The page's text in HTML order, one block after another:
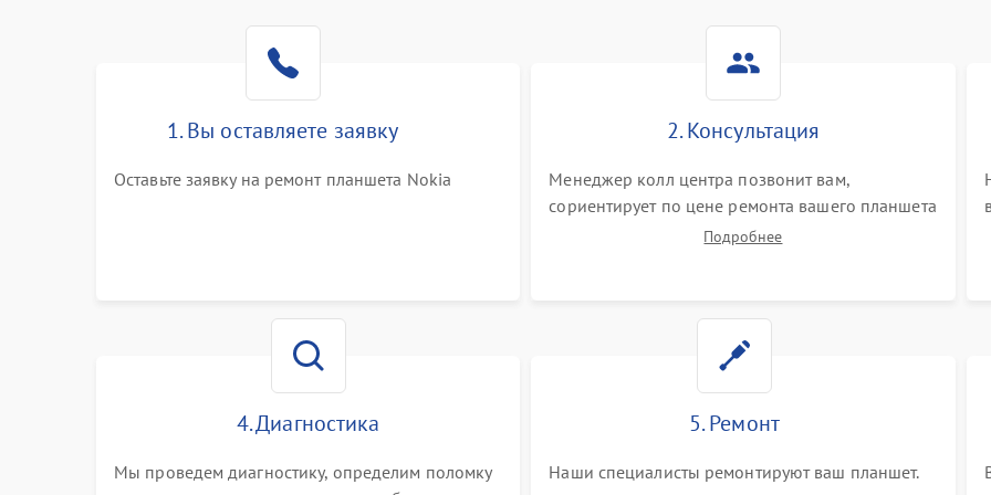
1. Вы оставляете заявку
Оставьте заявку на ремонт планшета Nokia
2. Консультация
Менеджер колл центра позвонит вам,
сориентирует по цене ремонта вашего планшета
а также ответит на все ваши вопросы.
Подробнее
4. Диагностика
Мы проведем диагностику, определим поломку
5. Ремонт
Наши специалисты ремонтируют ваш планшет.